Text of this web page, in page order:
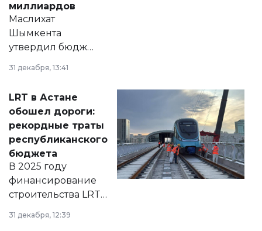
миллиардов
Маслихат
Шымкента
утвердил бюджет
города на 2026–
2028 годы.
документ
появился в базе
нормативных
правовых актов и
на сайте маслихат
города.
31 декабря, 13:41
LRT в Астане
обошел дороги:
рекордные траты
республиканского
бюджета
В 2025 году
финансирование
строительства LRT
в Астане из
республиканского
31 декабря, 12:39